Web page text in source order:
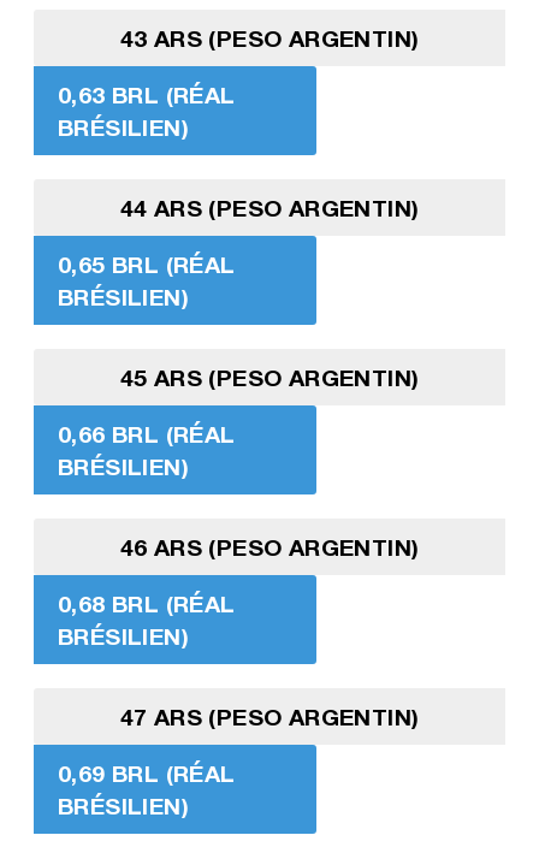
43 ARS (PESO ARGENTIN)
0,63 BRL (RÉAL
BRÉSILIEN)
44 ARS (PESO ARGENTIN)
0,65 BRL (RÉAL
BRÉSILIEN)
45 ARS (PESO ARGENTIN)
0,66 BRL (RÉAL
BRÉSILIEN)
46 ARS (PESO ARGENTIN)
0,68 BRL (RÉAL
BRÉSILIEN)
47 ARS (PESO ARGENTIN)
0,69 BRL (RÉAL
BRÉSILIEN)